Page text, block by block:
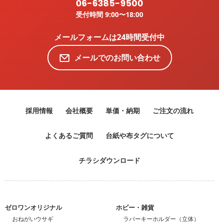
06-6385-9500
受付時間 9:00〜18:00
メールフォームは24時間受付中
メールでのお問い合わせ
採用情報 会社概要 単価・納期 ご注文の流れ
よくあるご質問 台紙や布タグについて
チラシダウンロード
ゼロワンオリジナル
おねがいウサギ
ホビー・雑貨
ラバーキーホルダー（立体）